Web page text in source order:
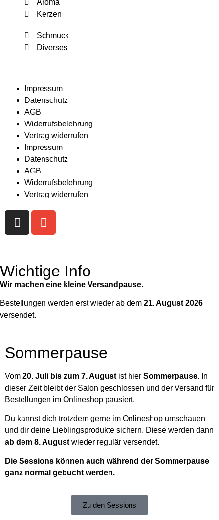
Aroma
Kerzen
Schmuck
Diverses
Impressum
Datenschutz
AGB
Widerrufsbelehrung
Vertrag widerrufen
Impressum
Datenschutz
AGB
Widerrufsbelehrung
Vertrag widerrufen
Wichtige Info
Wir machen eine kleine Versandpause.
Bestellungen werden erst wieder ab dem 21. August 2026
versendet.
Sommerpause
Vom 20. Juli bis zum 7. August ist hier Sommerpause. In
dieser Zeit bleibt der Salon geschlossen und der Versand für
Bestellungen im Onlineshop pausiert.
Du kannst dich trotzdem gerne im Onlineshop umschauen
und dir deine Lieblingsprodukte sichern. Diese werden dann
ab dem 8. August wieder regulär versendet.
Die Sessions können auch während der Sommerpause
ganz normal gebucht werden.
Zu den Sessions